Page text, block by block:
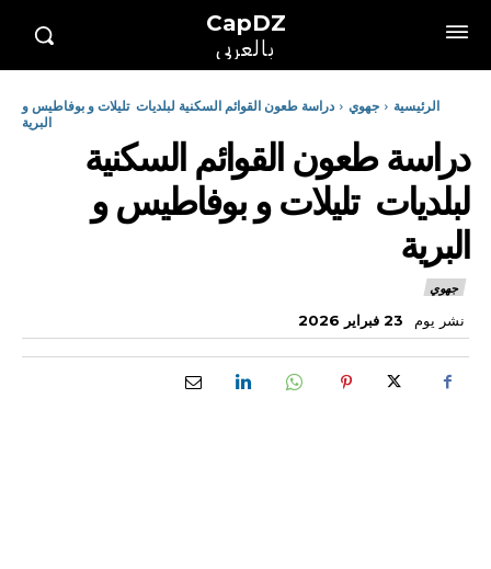
CapDZ
بالعربي
الرئيسية جهوي
دراسة طعون القوائم السكنية لبلديات تليلات و بوفاطيس و
البرية
دراسة طعون القوائم السكنية
لبلديات تليلات و بوفاطيس و
البرية
جهوي
نشر يوم 23 فبراير 2026